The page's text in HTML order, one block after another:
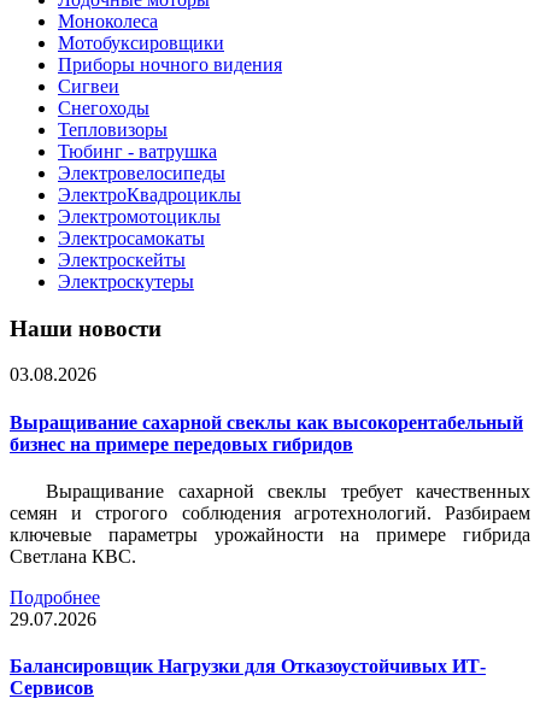
Моноколеса
Мотобуксировщики
Приборы ночного видения
Сигвеи
Снегоходы
Тепловизоры
Тюбинг - ватрушка
Электровелосипеды
ЭлектроКвадроциклы
Электромотоциклы
Электросамокаты
Электроскейты
Электроскутеры
Наши новости
03.08.2026
Выращивание сахарной свеклы как высокорентабельный
бизнес на примере передовых гибридов
Выращивание сахарной свеклы требует качественных
семян и строгого соблюдения агротехнологий. Разбираем
ключевые параметры урожайности на примере гибрида
Светлана КВС.
Подробнее
29.07.2026
Балансировщик Нагрузки для Отказоустойчивых ИТ-
Сервисов